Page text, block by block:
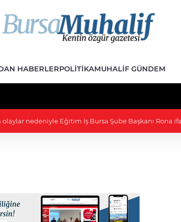
HABERLERPOLITIKAMUHALIF GÜNDEM
15:48 - CHP'den 232 belediye başkanı istifa etti